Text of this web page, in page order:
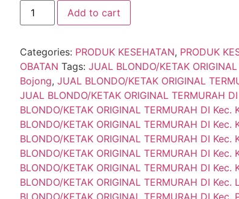
Add to cart
Categories: PRODUK KESEHATAN, PRODUK
OBATAN Tags: JUAL BLONDO/KETAK
Bojong, JUAL BLONDO/KETAK ORIGINAL
JUAL BLONDO/KETAK ORIGINAL TERMURAH
BLONDO/KETAK ORIGINAL TERMURAH DI Kec.
BLONDO/KETAK ORIGINAL TERMURAH DI Kec.
BLONDO/KETAK ORIGINAL TERMURAH DI Kec.
BLONDO/KETAK ORIGINAL TERMURAH DI Kec.
BLONDO/KETAK ORIGINAL TERMURAH DI Kec.
BLONDO/KETAK ORIGINAL TERMURAH DI Kec.
BLONDO/KETAK ORIGINAL TERMURAH DI Kec.